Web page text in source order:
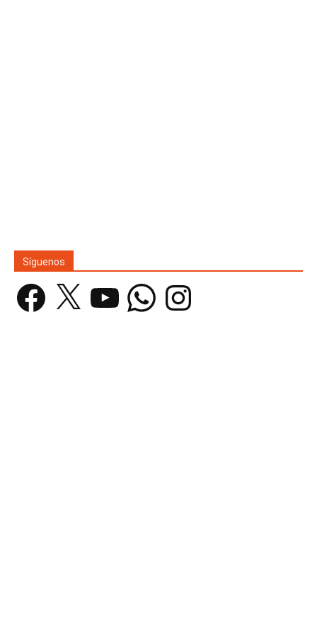
Síguenos
Facebook YouTube WhatsAppInstagram